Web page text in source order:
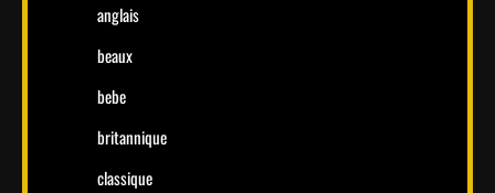
anglais
beaux
bebe
britannique
classique